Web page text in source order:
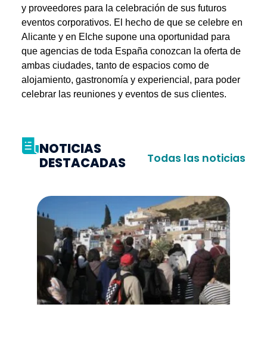
y proveedores para la celebración de sus futuros
eventos corporativos. El hecho de que se celebre en
Alicante y en Elche supone una oportunidad para
que agencias de toda España conozcan la oferta de
ambas ciudades, tanto de espacios como de
alojamiento, gastronomía y experiencial, para poder
celebrar las reuniones y eventos de sus clientes.
NOTICIAS
DESTACADAS
Todas las noticias